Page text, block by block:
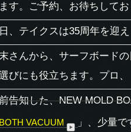
す。ご予約、お待ちして
、テイクスは35周年を迎
さんから、サーフボード
選びにも役立ちます。プロ
告知した、NEW MOLD
BOTH VACUUM 」、少量